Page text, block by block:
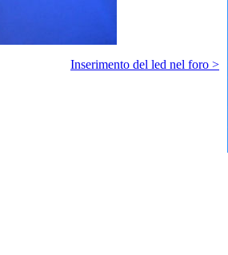
Inserimento del led nel foro >